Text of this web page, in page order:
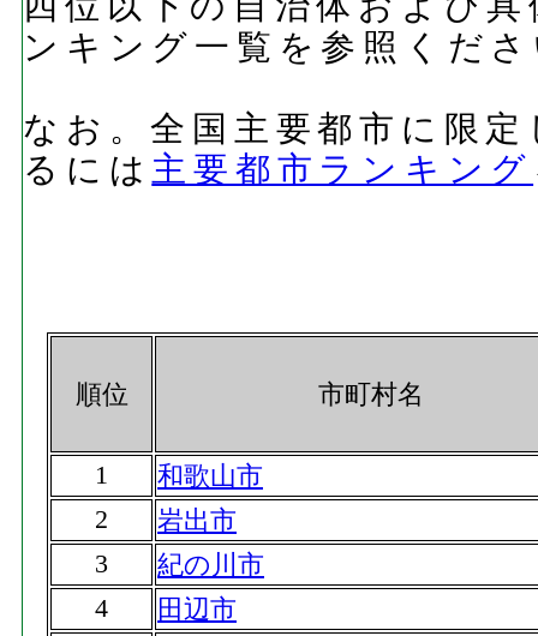
ンキング一覧を参照くだ
なお。全国主要都市に限
るには 主要都市ランキング
順位 市町村名
1
和歌山市
2
岩出市
3
紀の川市
4
田辺市